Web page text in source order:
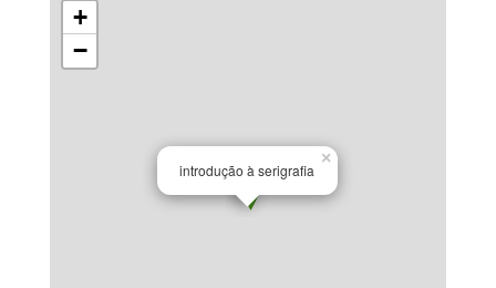
introdução à serigrafia
×
+
−